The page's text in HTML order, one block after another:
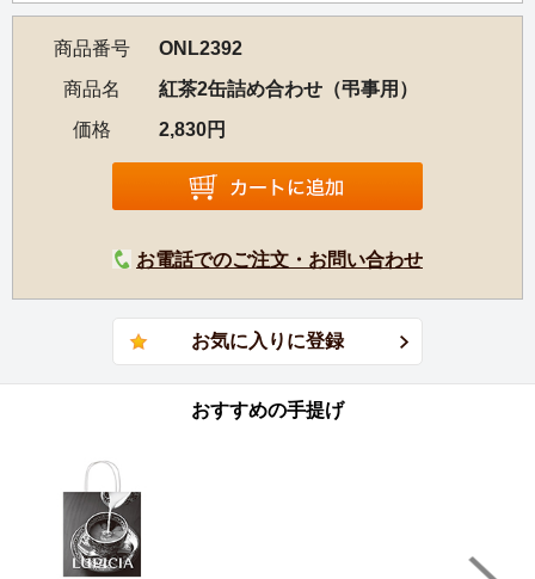
商品番号
ONL2392
商品名
紅茶2缶詰め合わせ（弔事用）
価格
2,830円
お電話でのご注文・お問い合わせ
おすすめの手提げ